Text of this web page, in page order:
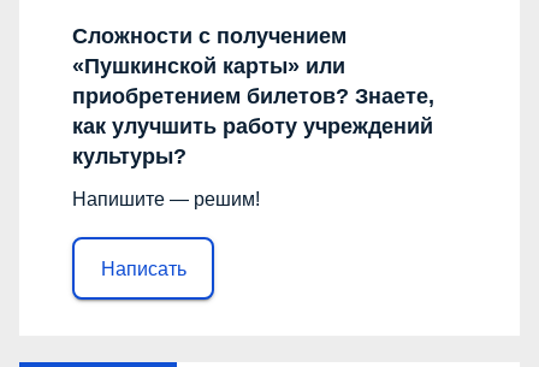
Сложности с получением
«Пушкинской карты» или
приобретением билетов? Знаете,
как улучшить работу учреждений
культуры?
Напишите — решим!
Написать